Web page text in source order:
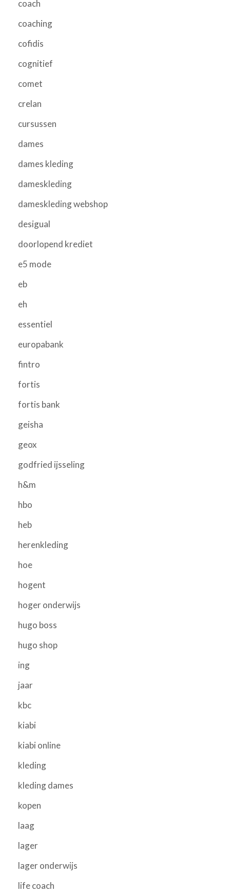
coach
coaching
cofidis
cognitief
comet
crelan
cursussen
dames
dames kleding
dameskleding
dameskleding webshop
desigual
doorlopend krediet
e5 mode
eb
eh
essentiel
europabank
fintro
fortis
fortis bank
geisha
geox
godfried ijsseling
h&m
hbo
heb
herenkleding
hoe
hogent
hoger onderwijs
hugo boss
hugo shop
ing
jaar
kbc
kiabi
kiabi online
kleding
kleding dames
kopen
laag
lager
lager onderwijs
life coach